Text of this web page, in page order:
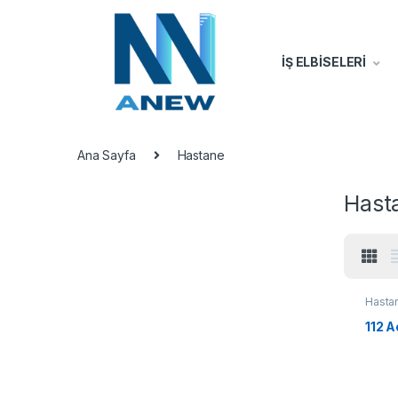
İŞ ELBİSELERİ
Ana Sayfa Hastane
112